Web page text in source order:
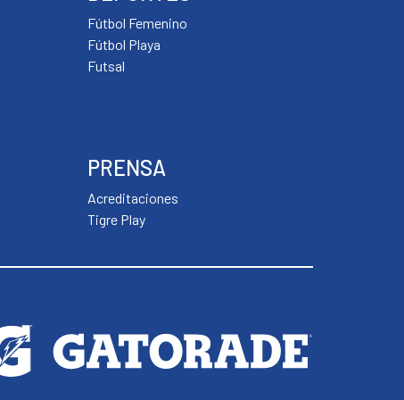
Fútbol Femenino
Fútbol Playa
Futsal
PRENSA
Acreditaciones
Tigre Play